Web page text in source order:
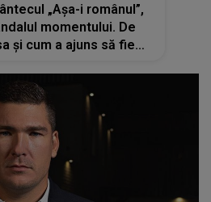
„Aşa-i românul”,
momentului. De
și cum a ajuns să fie